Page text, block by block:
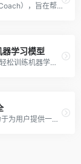
微软生成式AI工具——“阅读教练”（Reading Coach），旨在帮助学生群体提高阅读能力。这款工具将通过个性化和具有吸引力的练习，为学习者提供全面的阅读训练。
学习模型
LINER AI是一款基于人工智能技术、帮助用户轻松训练机器学习模型的工具。
TinyWow是一个新兴的在线AI工具集合，致力于为用户提供一系列实用、高效且用户友好的AI解决方案。其提供的工具种类丰富，涵盖了多个领域，如PDF处理、视频处理、图像处理、AI写作以及文件转换等。